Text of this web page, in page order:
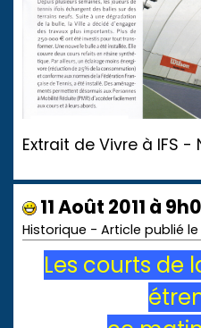
Extrait de Vivre à IFS -
11 Août 2011 à
Historique - Article publié le
Les courts de